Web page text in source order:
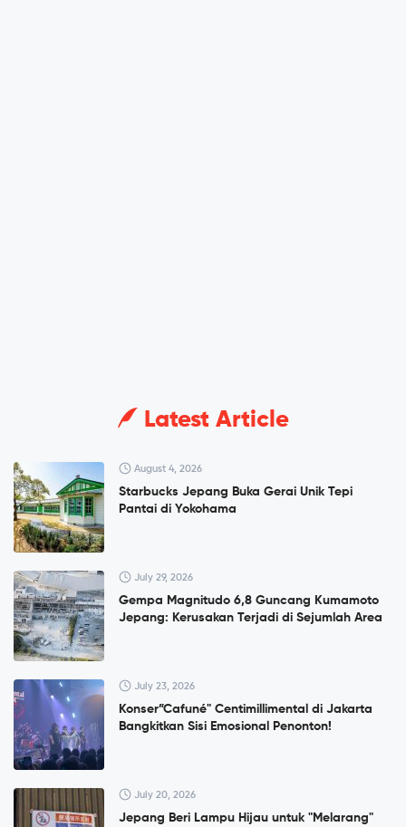
Latest Article
August 4, 2026
Starbucks Jepang Buka Gerai Unik Tepi
Pantai di Yokohama
July 29, 2026
Gempa Magnitudo 6,8 Guncang Kumamoto
Jepang: Kerusakan Terjadi di Sejumlah Area
July 23, 2026
Konser”Cafuné" Centimillimental di Jakarta
Bangkitkan Sisi Emosional Penonton!
July 20, 2026
Jepang Beri Lampu Hijau untuk "Melarang"